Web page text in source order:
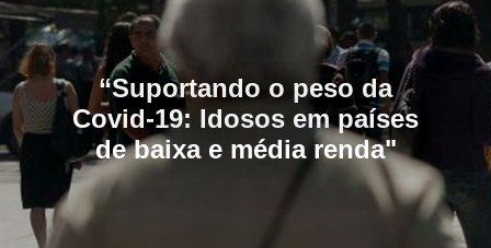
“Suportando o peso da
Covid-19: Idosos em países
de baixa e média renda"